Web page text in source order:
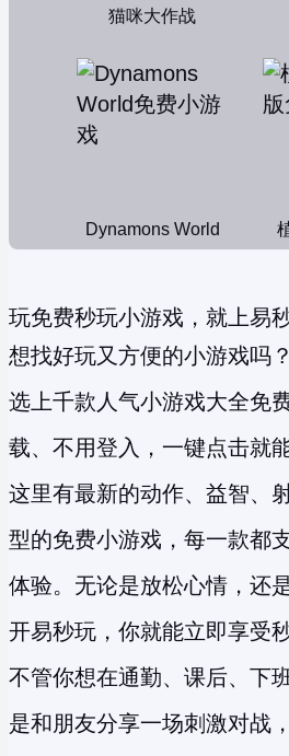
猫咪大作战
Dynamons World
玩免费秒玩小游戏，就上易
想找好玩又方便的小游戏吗
选上千款人气小游戏大全免
载、不用登入，一键点击就
这里有最新的动作、益智、
型的免费小游戏 ，每一款都
体验。无论是放松心情，还
开易秒玩，你就能立即享受
不管你想在通勤、课后、下
是和朋友分享一场刺激对战